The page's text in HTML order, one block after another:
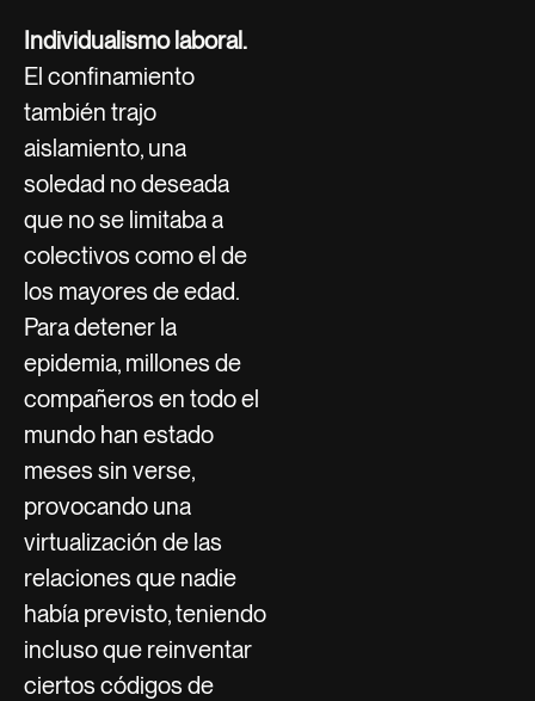
Individualismo laboral.
El confinamiento
también trajo
aislamiento, una
soledad no deseada
que no se limitaba a
colectivos como el de
los mayores de edad.
Para detener la
epidemia, millones de
compañeros en todo el
mundo han estado
meses sin verse,
provocando una
virtualización de las
relaciones que nadie
había previsto, teniendo
incluso que reinventar
ciertos códigos de